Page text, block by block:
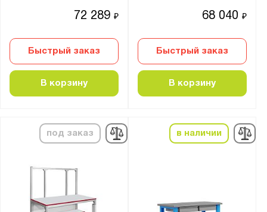
72 289₽
Быстрый заказ
В корзину
68 040₽
Быстрый заказ
В корзину
под заказ в наличии